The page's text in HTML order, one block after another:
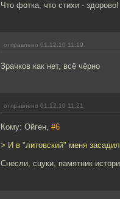
Что фотка, что стихи - здорово!
отправлено 01.12.10 11:19
Зрачков как нет, всё чёрно
отправлено 01.12.10 11:21
Кому: Ойген, #6
> И в "литовский" меня
Снесли, сцуки, памятник